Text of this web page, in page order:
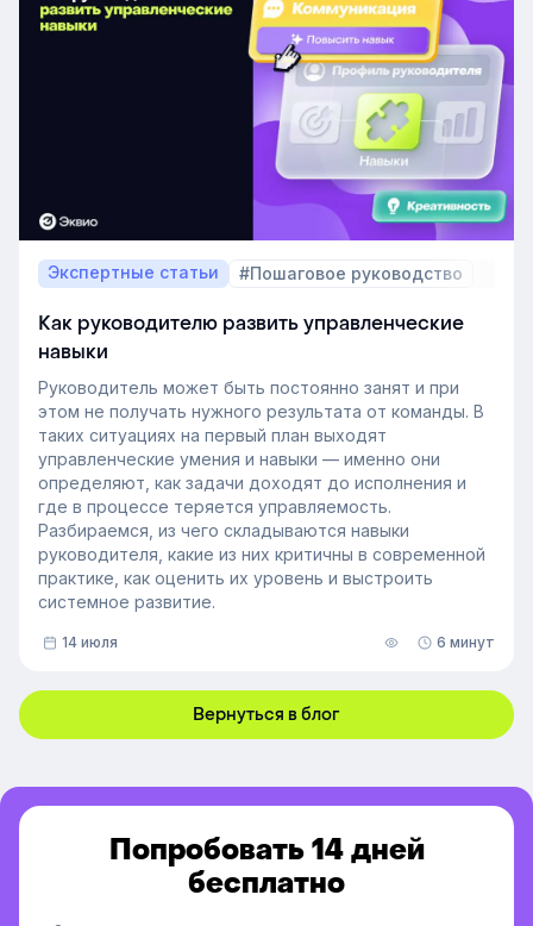
искать полностью готовых специалистов и как
развивать нужные компетенции внутри компании.
Экспертные статьи #Пошаговое руководство
Как руководителю развить управленческие
навыки
Руководитель может быть постоянно занят и при
этом не получать нужного результата от команды. В
таких ситуациях на первый план выходят
управленческие умения и навыки — именно они
определяют, как задачи доходят до исполнения и
где в процессе теряется управляемость.
Разбираемся, из чего складываются навыки
руководителя, какие из них критичны в современной
практике, как оценить их уровень и выстроить
системное развитие.
14 июля 6 минут
Вернуться в блог
Попробовать 14 дней
бесплатно